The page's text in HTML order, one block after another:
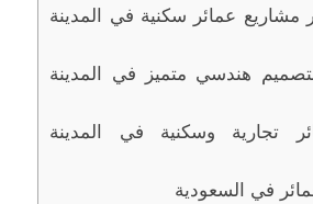
عمائر سكنية في المدينة
هندسي متميز في المدينة
تجارية وسكنية في المدينة
في السعودية